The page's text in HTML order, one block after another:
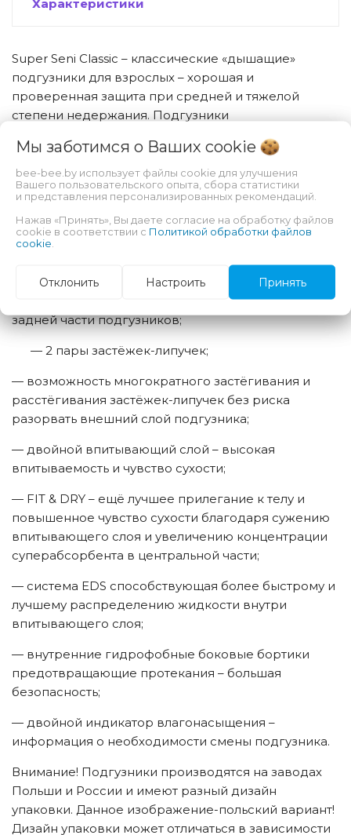
Характеристики
Super Seni Classic – классические «дышащие»
подгузники для взрослых – хорошая и
проверенная защита при средней и тяжелой
степени недержания. Подгузники
поверхности, мягкие и нежные на ощупь, не
содержат элементов из латекса. Особенно удобны
для малоподвижных и лежачих пациентов.
Описание:
— система приспособления к телу Flexi 360° –
— эластичные элементы в поясе в передней и
задней части подгузников;
— 2 пары застёжек-липучек;
— возможность многократного застёгивания и
расстёгивания застёжек-липучек без риска
разорвать внешний слой подгузника;
— двойной впитывающий слой – высокая
впитываемость и чувство сухости;
— FIT & DRY – ещё лучшее прилегание к телу и
повышенное чувство сухости благодаря сужению
впитывающего слоя и увеличению концентрации
суперабсорбента в центральной части;
— система EDS способствующая более быстрому и
лучшему распределению жидкости внутри
впитывающего слоя;
— внутренние гидрофобные боковые бортики
предотвращающие протекания – большая
безопасность;
— двойной индикатор влагонасыщения –
информация о необходимости смены подгузника.
Внимание! Подгузники производятся на заводах
Польши и России и имеют разный дизайн
упаковки. Данное изображение-польский вариант!
Дизайн упаковки может отличаться в зависимости
Мы заботимся о Ваших cookie
bee-bee.by использует файлы cookie для улучшения
Вашего пользовательского опыта, сбора статистики
и представления персонализированных рекомендаций.
Нажав «Принять», Вы даете согласие на обработку файлов
cookie в соответствии с Политикой обработки файлов
cookie
Отклонить Настроить Принять